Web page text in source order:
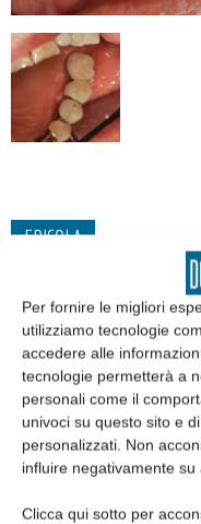
Per fornire le migliori
utilizziamo tecnologie
accedere alle
tecnologie permetterà a
personali come il
univoci su questo sito e
personalizzati. Non
influire negativamente
Clicca qui sotto per
EDICOLA